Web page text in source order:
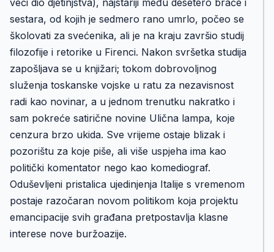
veći dio djetinjstva), najstariji među desetero braće i
sestara, od kojih je sedmero rano umrlo, počeo se
školovati za svećenika, ali je na kraju završio studij
filozofije i retorike u Firenci. Nakon svršetka studija
zapošljava se u knjižari; tokom dobrovoljnog
služenja toskanske vojske u ratu za nezavisnost
radi kao novinar, a u jednom trenutku nakratko i
sam pokreće satirične novine Ulična lampa, koje
cenzura brzo ukida. Sve vrijeme ostaje blizak i
pozorištu za koje piše, ali više uspjeha ima kao
politički komentator nego kao komediograf.
Oduševljeni pristalica ujedinjenja Italije s vremenom
postaje razočaran novom politikom koja projektu
emancipacije svih građana pretpostavlja klasne
interese nove buržoazije.